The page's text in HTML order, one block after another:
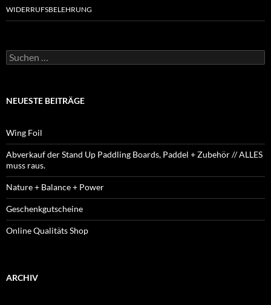
WIDERRUFSBELEHRUNG
Suchen
nach:
NEUESTE BEITRÄGE
Wing Foil
Abverkauf der Stand Up Paddling Boards, Paddel + Zubehör // ALLES
muss raus.
Nature + Balance + Power
Geschenkgutscheine
Online Qualitäts Shop
ARCHIV